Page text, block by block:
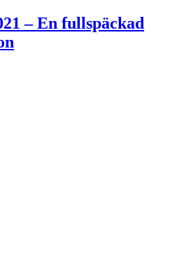
– En fullspäckad